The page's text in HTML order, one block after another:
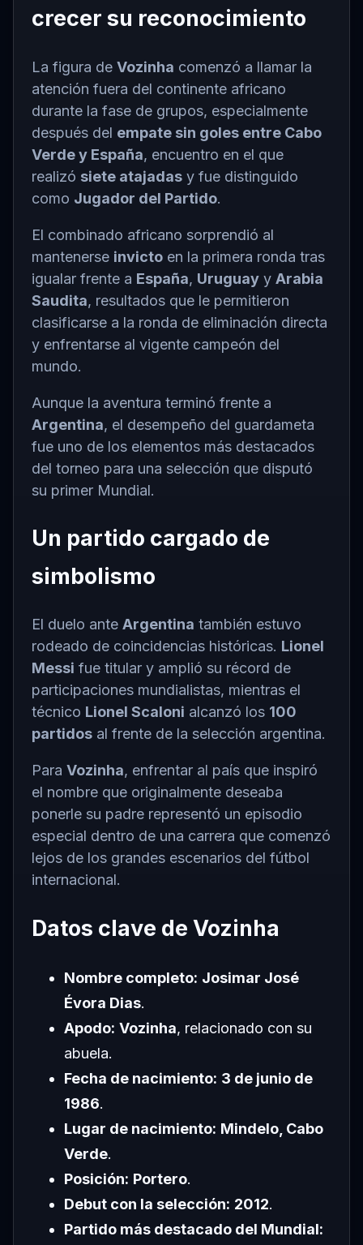
crecer su reconocimiento
La figura de Vozinha comenzó a llamar la
atención fuera del continente africano
durante la fase de grupos, especialmente
después del empate sin goles entre Cabo
Verde y España, encuentro en el que
realizó siete atajadas y fue distinguido
como Jugador del Partido.
El combinado africano sorprendió al
mantenerse invicto en la primera ronda tras
igualar frente a España, Uruguay y Arabia
Saudita, resultados que le permitieron
clasificarse a la ronda de eliminación directa
y enfrentarse al vigente campeón del
mundo.
Aunque la aventura terminó frente a
Argentina, el desempeño del guardameta
fue uno de los elementos más destacados
del torneo para una selección que disputó
su primer Mundial.
Un partido cargado de
simbolismo
El duelo ante Argentina también estuvo
rodeado de coincidencias históricas. Lionel
Messi fue titular y amplió su récord de
participaciones mundialistas, mientras el
técnico Lionel Scaloni alcanzó los 100
partidos al frente de la selección argentina.
Para Vozinha, enfrentar al país que inspiró
el nombre que originalmente deseaba
ponerle su padre representó un episodio
especial dentro de una carrera que comenzó
lejos de los grandes escenarios del fútbol
internacional.
Datos clave de Vozinha
Nombre completo: Josimar José
Évora Dias.
Apodo: Vozinha, relacionado con su
abuela.
Fecha de nacimiento: 3 de junio de
1986.
Lugar de nacimiento: Mindelo, Cabo
Verde.
Posición: Portero.
Debut con la selección: 2012.
Partido más destacado del Mundial: